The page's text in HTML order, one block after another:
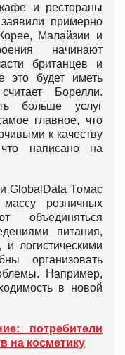
и рестораны
примерно
Малайзии и
начинают
британцев и
это будет иметь
Борелли.
больше услуг
главное, что
к качеству
написано на
GlobalData Томас
розничных
объединяться
питания,
и логистическими
организовать
Например,
в новой
потребители
на косметику